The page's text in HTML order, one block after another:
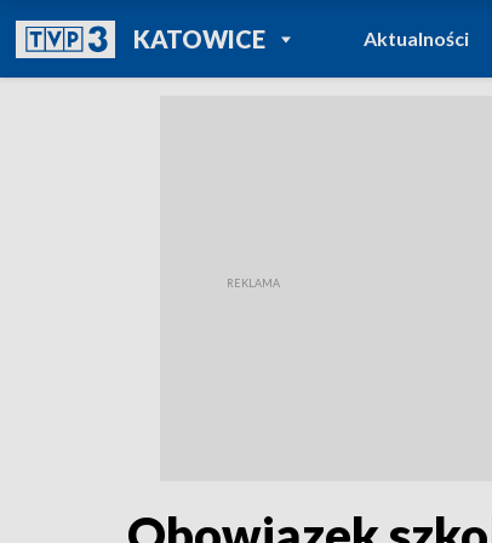
KATOWICEPOWRÓT DO
TVP REGIONY
Aktualności